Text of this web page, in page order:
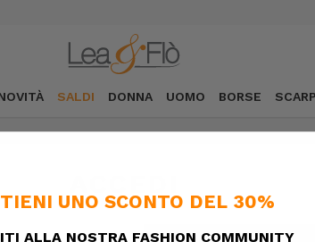
SALDI DONNA UOMO BORSE